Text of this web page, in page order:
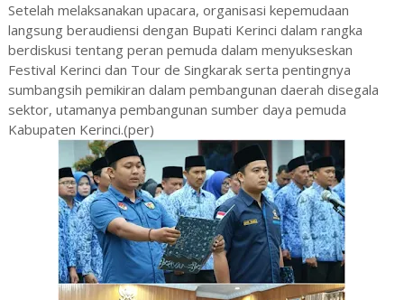
Setelah melaksanakan upacara, organisasi kepemudaan
langsung beraudiensi dengan Bupati Kerinci dalam rangka
berdiskusi tentang peran pemuda dalam menyukseskan
Festival Kerinci dan Tour de Singkarak serta pentingnya
sumbangsih pemikiran dalam pembangunan daerah disegala
sektor, utamanya pembangunan sumber daya pemuda
Kabupaten Kerinci.(per)